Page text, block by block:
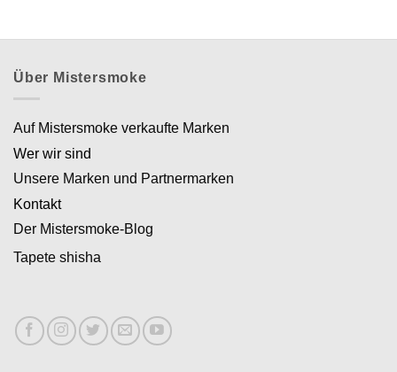
Über Mistersmoke
Auf Mistersmoke verkaufte Marken
Wer wir sind
Unsere Marken und Partnermarken
Kontakt
Der Mistersmoke-Blog
Tapete shisha